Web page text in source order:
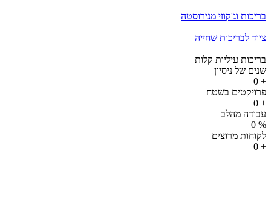
בריכות וג'קוזי מנירוסטה
ציוד לבריכות שחייה
בריכות עיליות קלות
שנים של ניסיון
+
0
פרויקטים בשטח
+
0
עבודה מהלב
%
0
לקוחות מרוצים
+
0